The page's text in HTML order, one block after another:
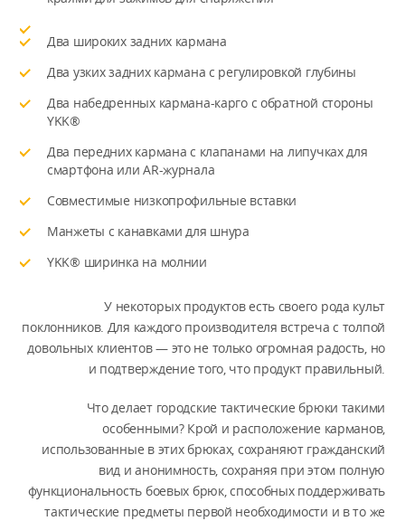
Два широких задних кармана
Два узких задних кармана с регулировкой глубины
Два набедренных кармана-карго с обратной стороны
YKK®
Два передних кармана с клапанами на липучках для
смартфона или AR-журнала
Совместимые низкопрофильные вставки
Манжеты с канавками для шнура
YKK® ширинка на молнии
У некоторых продуктов есть своего рода культ
поклонников. Для каждого производителя встреча с толпой
довольных клиентов — это не только огромная радость, но
и подтверждение того, что продукт правильный.
Что делает городские тактические брюки такими
особенными? Крой и расположение карманов,
использованные в этих брюках, сохраняют гражданский
вид и анонимность, сохраняя при этом полную
функциональность боевых брюк, способных поддерживать
тактические предметы первой необходимости и в то же